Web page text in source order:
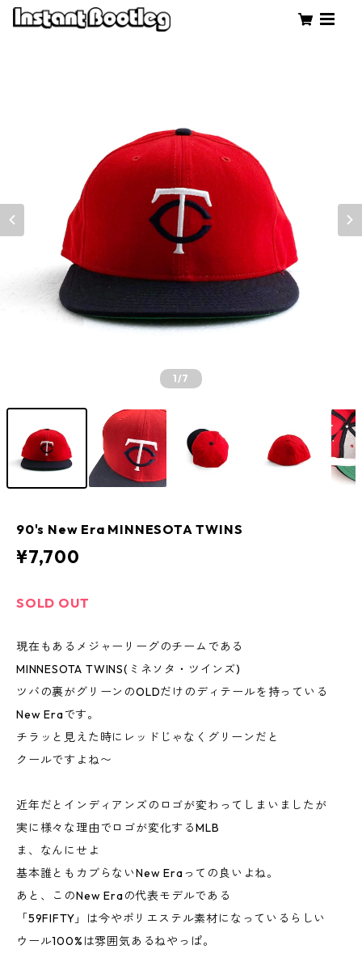
1/7
90's New Era MINNESOTA TWINS
¥7,700
SOLD OUT
現在もあるメジャーリーグのチームである
MINNESOTA TWINS(ミネソタ・ツインズ)
ツバの裏がグリーンのOLDだけのディテールを持っている
New Eraです。
チラッと見えた時にレッドじゃなくグリーンだと
クールですよね〜
近年だとインディアンズのロゴが変わってしまいましたが
実に様々な理由でロゴが変化するMLB
ま、なんにせよ
基本誰ともカブらないNew Eraっての良いよね。
あと、このNew Eraの代表モデルである
「59FIFTY」は今やポリエステル素材になっているらしい
ウール100%は雰囲気あるねやっぱ。